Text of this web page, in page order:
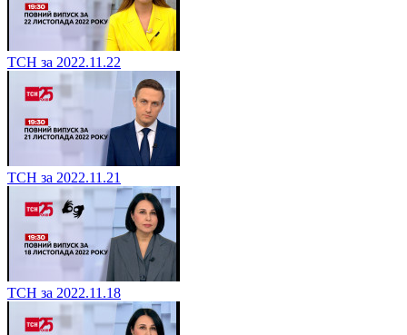
ТСН за 2022.11.22
ТСН за 2022.11.21
ТСН за 2022.11.18